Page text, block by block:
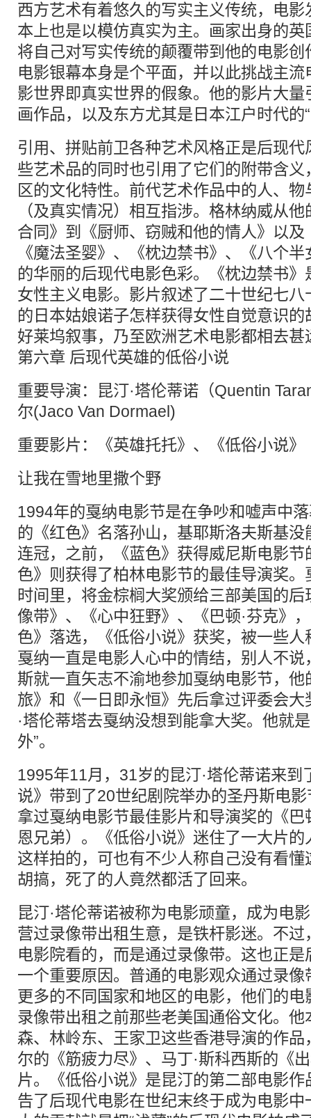
西方艺术有着悠久的写实主义传统，电
本上也是以模仿真实为主。画家出身的英
将自己对写实传统的颠覆带到他的电影
电影银幕本身是个平面，并以此挑战主
影世界即真实世界的假象。他的影片大
画作品，以及东方尤其是日本江户时代的
引用、 拼贴前卫各种艺术风格正是后现
些艺术品的同时也引用了它们的附带含
区的文化特性。前代艺术作品中的人、
（及真实情况）相互指涉。格林纳威从
合同》到《厨师、窃贼和他的情人》以
《魔法圣婴》、《枕边禁书》、《八个
的华丽的后现代电影色彩。《枕边禁书
女性主义电影。影片叙述了二十世纪七
的日本姑娘诺子怎样获得女性自觉意识
好莱坞叙事，乃至欧洲艺术电影都相去甚
第六章 后现代英雄的低俗小说
重要导演：昆汀·塔伦蒂诺（Quentin
尔(Jaco Van Dormael)
重要影片：《英雄托托》、《低俗小说》
让我在雪地里撒个野
1994年的戛纳电影节是在争吵和嘘声中
的《红色》名落孙山，基耶斯洛夫斯基
连冠，之前，《蓝色》获得威尼斯电影
色》则获得了柏林电影节的最佳导演奖
时间里，将金棕榈大奖颁给三部美国的后
像带》、《心中狂野》、《巴顿·芬克》
色》落选，《低俗小说》获奖，被一些人
戛纳一直是电影人心中的情结，别人不
斯就一直矢志不渝地参加戛纳电影节，
旅》和《一日即永恒》先后拿过评委会
·塔伦蒂塔去戛纳没想到能拿大奖。他就
外”。
1995年11月，31岁的昆汀·塔伦蒂诺来到
说》带到了20世纪剧院举办的圣丹斯电
拿过戛纳电影节最佳影片和导演奖的《巴
恩兄弟）。《低俗小说》迷住了一大片
这样拍的，可也有不少人称自己没有看
胡搞，死了的人竟然都活了回来。
昆汀·塔伦蒂诺被称为电影顽童，成为电
营过录像带出租生意，是铁杆影迷。不
电影院看的，而是通过录像带。这也正
一个重要原因。普通的电影观众通过录
更多的不同国家和地区的电影，他们的
录像带出租之前那些老美国通俗文化。
森、林岭东、王家卫这些香港导演的作
尔的《筋疲力尽》、马丁·斯科西斯的《
片。《低俗小说》是昆汀的第二部电影
告了后现代电影在世纪末终于成为电影